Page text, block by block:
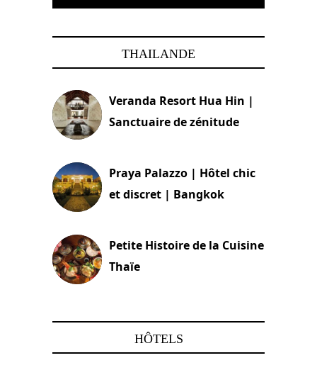
THAILANDE
Veranda Resort Hua Hin |
Sanctuaire de zénitude
Praya Palazzo | Hôtel chic
et discret | Bangkok
Petite Histoire de la Cuisine
Thaïe
HÔTELS